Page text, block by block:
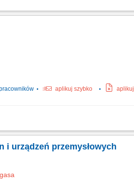
mechanicznych i elektrycznych, montaż oraz
aplikuj szybko
Assembly of machines and mechanical
i urządzeń przemysłowych